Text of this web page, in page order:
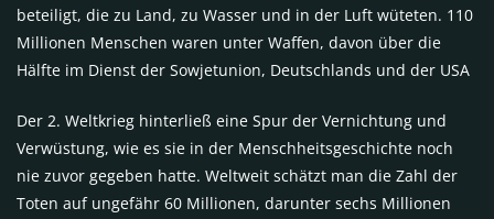
beteiligt, die zu Land, zu Wasser und in der Luft wüteten. 110
Millionen Menschen waren unter Waffen, davon über die
Hälfte im Dienst der Sowjetunion, Deutschlands und der USA
Der 2. Weltkrieg hinterließ eine Spur der Vernichtung und
Verwüstung, wie es sie in der Menschheitsgeschichte noch
nie zuvor gegeben hatte. Weltweit schätzt man die Zahl der
Toten auf ungefähr 60 Millionen, darunter sechs Millionen